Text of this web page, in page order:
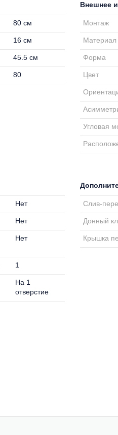
80 см
16 см
45.5 см
80
Внешнее
Монтаж
Материал
Форма
Цвет
Угловая
Нет
Нет
Нет
1
На 1
отверстие
Слив-
Донный
Крышка